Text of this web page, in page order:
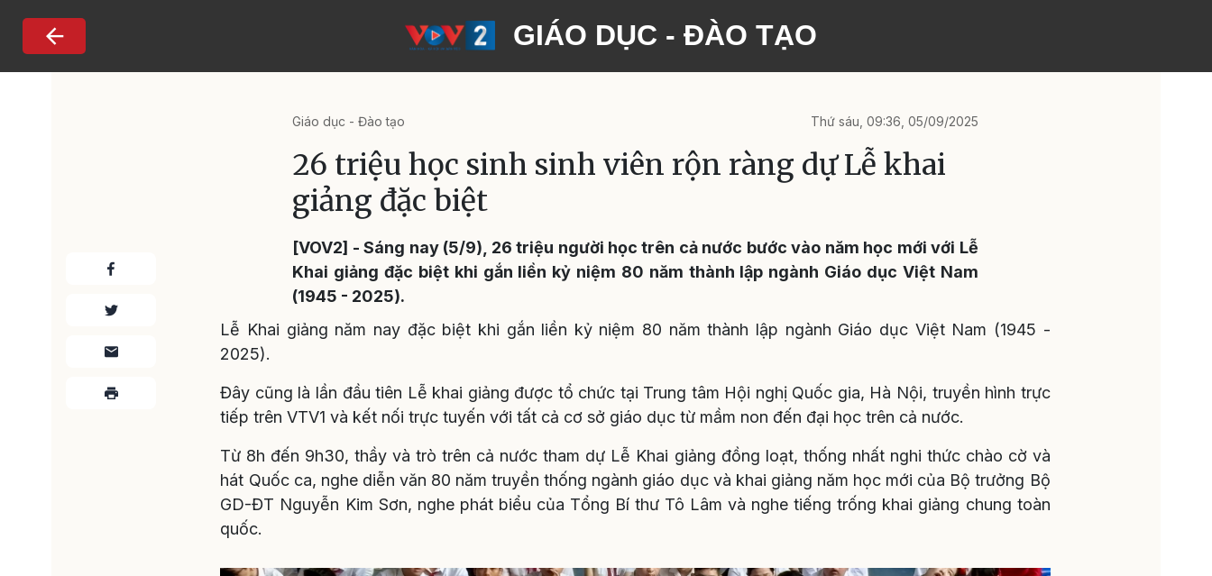
GIÁO DỤC - ĐÀO TẠO
Giáo dục - Đào tạo Thứ sáu, 09:36, 05/09/2025
26 triệu học sinh sinh viên rộn ràng dự Lễ khai
giảng đặc biệt
[VOV2] - Sáng nay (5/9), 26 triệu người học trên cả nước bước vào năm học mới với Lễ
Khai giảng đặc biệt khi gắn liền kỷ niệm 80 năm thành lập ngành Giáo dục Việt Nam
(1945 - 2025).
Lễ Khai giảng năm nay đặc biệt khi gắn liền kỷ niệm 80 năm thành lập ngành Giáo dục Việt Nam (1945 -
2025).
Đây cũng là lần đầu tiên Lễ khai giảng được tổ chức tại Trung tâm Hội nghị Quốc gia, Hà Nội, truyền hình trực
tiếp trên VTV1 và kết nối trực tuyến với tất cả cơ sở giáo dục từ mầm non đến đại học trên cả nước.
Từ 8h đến 9h30, thầy và trò trên cả nước tham dự Lễ Khai giảng đồng loạt, thống nhất nghi thức chào cờ và
hát Quốc ca, nghe diễn văn 80 năm truyền thống ngành giáo dục và khai giảng năm học mới của Bộ trưởng Bộ
GD-ĐT Nguyễn Kim Sơn, nghe phát biểu của Tổng Bí thư Tô Lâm và nghe tiếng trống khai giảng chung toàn
quốc.